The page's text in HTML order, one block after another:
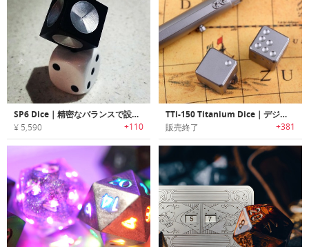
SP6 Dice｜精密なバランスで設計されたシャープエッジメタルダイス「SP6」
¥ 5,590 +110
TTi-150 Titanium Dice｜デジタル/チタン/科学技術の精密さを組み合わせたチタニウム製ダイスデスクトイ
販売終了 +381